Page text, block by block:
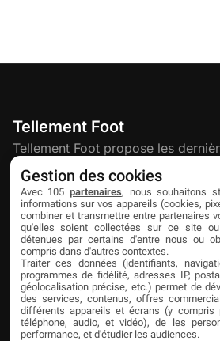
Tellement Foot
Tellement Foot propose les
actualités et nouveautés créatives
au football.
Découvrir
À propos
Contact
Publicité
Liens utiles
Mentions
Confidentialité
Cookies
Gestion des cookies
Avec 105 partenaires, nous souhaitons
informations sur vos appareils (cookies,
combiner et transmettre entre partenaires
qu'elles soient collectées sur ce site
détenues par certains d'entre nous ou
compris dans d'autres contextes.
Traiter ces données (identifiants,
programmes de fidélité, adresses IP,
géolocalisation précise, etc.) permet de
des services, contenus, offres
différents appareils et écrans (y compris
téléphone, audio, et vidéo), de les
performance, et d'étudier les audiences.